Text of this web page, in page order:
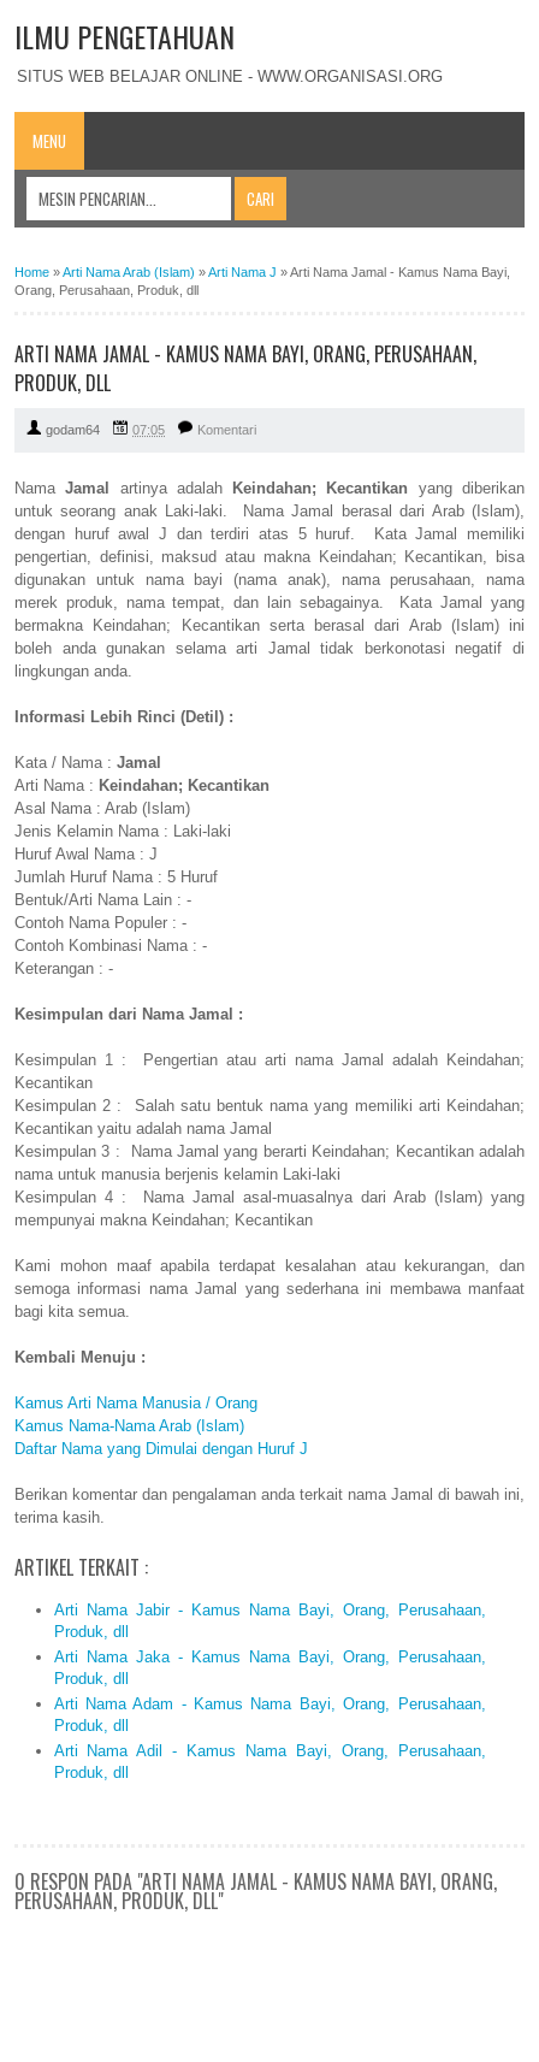
ILMU PENGETAHUAN
SITUS WEB BELAJAR ONLINE - WWW.ORGANISASI.ORG
MENU
Home »Arti Nama Arab (Islam) »Arti Nama J »Arti Nama Jamal - Kamus Nama Bayi,
Orang, Perusahaan, Produk, dll
ARTI NAMA JAMAL - KAMUS NAMA BAYI, ORANG, PERUSAHAAN,
PRODUK, DLL
godam64 07:05 Komentari
NamaJamal artinya adalah Keindahan; Kecantikan yang diberikan
untuk seorang anak Laki-laki. Nama Jamal berasal dari Arab (Islam),
dengan huruf awal J dan terdiri atas 5 huruf. Kata Jamal memiliki
pengertian, definisi, maksud atau makna Keindahan; Kecantikan, bisa
digunakan untuk nama bayi (nama anak), nama perusahaan, nama
merek produk, nama tempat, dan lain sebagainya. Kata Jamal yang
bermakna Keindahan; Kecantikan serta berasal dari Arab (Islam) ini
boleh anda gunakan selama arti Jamal tidak berkonotasi negatif di
lingkungan anda.
Informasi Lebih Rinci (Detil) :
Kata / Nama : Jamal
Arti Nama : Keindahan; Kecantikan
Asal Nama : Arab (Islam)
Jenis Kelamin Nama : Laki-laki
Huruf Awal Nama : J
Jumlah Huruf Nama : 5 Huruf
Bentuk/Arti Nama Lain : -
Contoh Nama Populer : -
Contoh Kombinasi Nama : -
Keterangan : -
Kesimpulan dari Nama Jamal :
Kesimpulan 1 : Pengertian atau arti nama Jamal adalah Keindahan;
Kecantikan
Kesimpulan 2 : Salah satu bentuk nama yang memiliki arti Keindahan;
Kecantikan yaitu adalah nama Jamal
Kesimpulan 3 : Nama Jamal yang berarti Keindahan; Kecantikan adalah
nama untuk manusia berjenis kelamin Laki-laki
Kesimpulan 4 : Nama Jamal asal-muasalnya dari Arab (Islam) yang
mempunyai makna Keindahan; Kecantikan
Kami mohon maaf apabila terdapat kesalahan atau kekurangan, dan
semoga informasi nama Jamal yang sederhana ini membawa manfaat
bagi kita semua.
Kembali Menuju :
Kamus Arti Nama Manusia / Orang
Kamus Nama-Nama Arab (Islam)
Daftar Nama yang Dimulai dengan Huruf J
Berikan komentar dan pengalaman anda terkait nama Jamal di bawah ini,
terima kasih.
ARTIKEL TERKAIT :
Arti Nama Jabir - Kamus Nama Bayi, Orang, Perusahaan,
Produk, dll
Arti Nama Jaka - Kamus Nama Bayi, Orang, Perusahaan,
Produk, dll
Arti Nama Adam - Kamus Nama Bayi, Orang, Perusahaan,
Produk, dll
Arti Nama Adil - Kamus Nama Bayi, Orang, Perusahaan,
Produk, dll
0 RESPON PADA "ARTI NAMA JAMAL - KAMUS NAMA BAYI, ORANG,
PERUSAHAAN, PRODUK, DLL"